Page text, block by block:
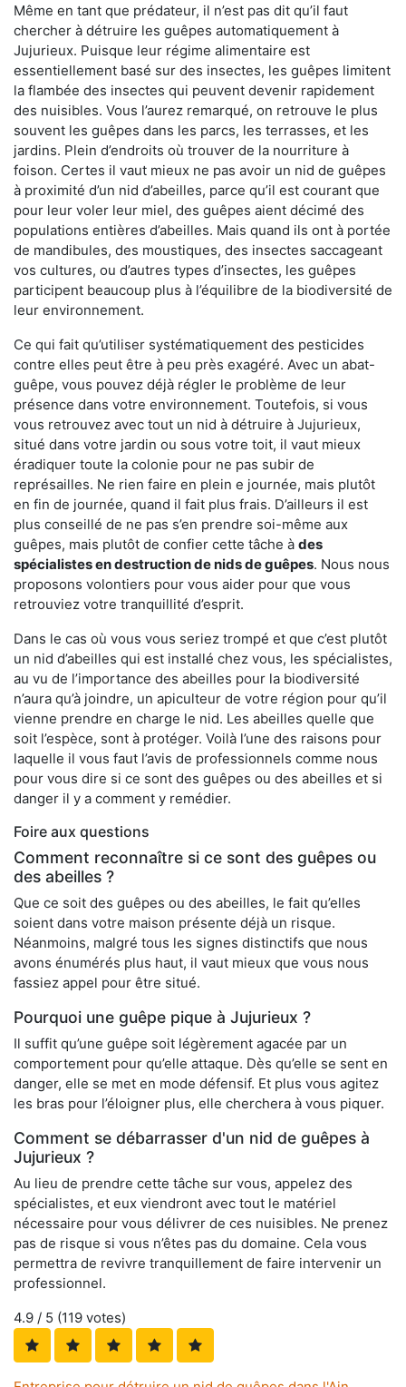
Même en tant que prédateur, il n’est pas dit qu’il faut
chercher à détruire les guêpes automatiquement à
Jujurieux. Puisque leur régime alimentaire est
essentiellement basé sur des insectes, les guêpes limitent
la flambée des insectes qui peuvent devenir rapidement
des nuisibles. Vous l’aurez remarqué, on retrouve le plus
souvent les guêpes dans les parcs, les terrasses, et les
jardins. Plein d’endroits où trouver de la nourriture à
foison. Certes il vaut mieux ne pas avoir un nid de guêpes
à proximité d’un nid d’abeilles, parce qu’il est courant que
pour leur voler leur miel, des guêpes aient décimé des
populations entières d’abeilles. Mais quand ils ont à portée
de mandibules, des moustiques, des insectes saccageant
vos cultures, ou d’autres types d’insectes, les guêpes
participent beaucoup plus à l’équilibre de la biodiversité de
leur environnement.
Ce qui fait qu’utiliser systématiquement des pesticides
contre elles peut être à peu près exagéré. Avec un abat-
guêpe, vous pouvez déjà régler le problème de leur
présence dans votre environnement. Toutefois, si vous
vous retrouvez avec tout un nid à détruire à Jujurieux,
situé dans votre jardin ou sous votre toit, il vaut mieux
éradiquer toute la colonie pour ne pas subir de
représailles. Ne rien faire en plein e journée, mais plutôt
en fin de journée, quand il fait plus frais. D’ailleurs il est
plus conseillé de ne pas s’en prendre soi-même aux
guêpes, mais plutôt de confier cette tâche à des
spécialistes en destruction de nids de guêpes. Nous nous
proposons volontiers pour vous aider pour que vous
retrouviez votre tranquillité d’esprit.
Dans le cas où vous vous seriez trompé et que c’est plutôt
un nid d’abeilles qui est installé chez vous, les spécialistes,
au vu de l’importance des abeilles pour la biodiversité
n’aura qu’à joindre, un apiculteur de votre région pour qu’il
vienne prendre en charge le nid. Les abeilles quelle que
soit l’espèce, sont à protéger. Voilà l’une des raisons pour
laquelle il vous faut l’avis de professionnels comme nous
pour vous dire si ce sont des guêpes ou des abeilles et si
danger il y a comment y remédier.
Foire aux questions
Comment reconnaître si ce sont des guêpes ou
des abeilles ?
Que ce soit des guêpes ou des abeilles, le fait qu’elles
soient dans votre maison présente déjà un risque.
Néanmoins, malgré tous les signes distinctifs que nous
avons énumérés plus haut, il vaut mieux que vous nous
fassiez appel pour être situé.
Pourquoi une guêpe pique à Jujurieux ?
Il suffit qu’une guêpe soit légèrement agacée par un
comportement pour qu’elle attaque. Dès qu’elle se sent en
danger, elle se met en mode défensif. Et plus vous agitez
les bras pour l’éloigner plus, elle cherchera à vous piquer.
Comment se débarrasser d'un nid de guêpes à
Jujurieux ?
Au lieu de prendre cette tâche sur vous, appelez des
spécialistes, et eux viendront avec tout le matériel
nécessaire pour vous délivrer de ces nuisibles. Ne prenez
pas de risque si vous n’êtes pas du domaine. Cela vous
permettra de revivre tranquillement de faire intervenir un
professionnel.
4.9 / 5 (119 votes)